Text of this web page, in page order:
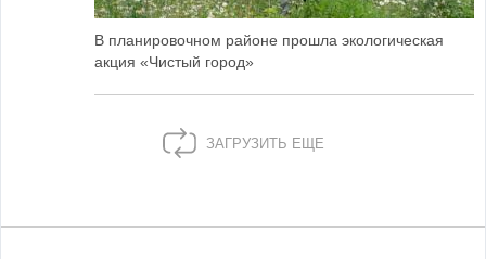
В планировочном районе прошла экологическая
акция «Чистый город»
ЗАГРУЗИТЬ ЕЩЕ